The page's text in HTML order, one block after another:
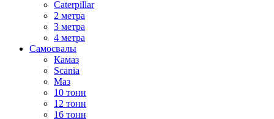
Caterpillar
2 метра
3 метра
4 метра
Самосвалы
Камаз
Scania
Маз
10 тонн
12 тонн
16 тонн